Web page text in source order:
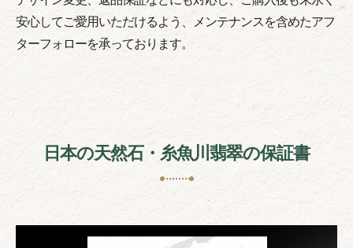
安心してご愛用いただけるよう、メンテナンスを含めたアフ
ターフォローを承っております。
日本の天然石・糸魚川翡翠の保証書